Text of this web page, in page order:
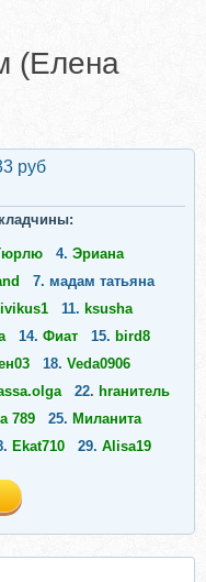
(Елена
руб
4. Эриана
7. мадам татьяна
11. ksusha
14. Фиат 15. bird8
18. Veda0906
22. hrанитель
789 25. Миланита
Ekat710 29. Alisa19